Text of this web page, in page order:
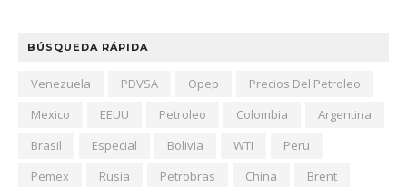
BÚSQUEDA RÁPIDA
Venezuela PDVSA Opep
Precios Del Petroleo
Mexico
EEUU Petroleo Colombia
Argentina
Brasil
Especial Bolivia WTI
Peru
Pemex
Rusia Petrobras China
Brent